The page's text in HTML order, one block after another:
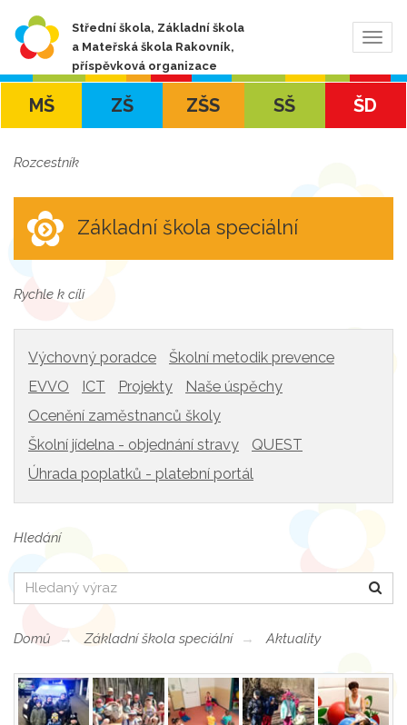
Střední škola, Základní škola
a Mateřská škola Rakovník,
příspěvková organizace
MŠ ZŠ ZŠS SŠ ŠD
Rozcestník
Základní škola speciální
Rychle k cíli
Výchovný poradce
Školní metodik prevence
EVVO
ICT Projekty
Naše úspěchy
Ocenění zaměstnanců školy
Školní jídelna - objednání stravy
QUEST
Úhrada poplatků - platební portál
Hledání
Hledat
Domů Základní škola speciální Aktuality